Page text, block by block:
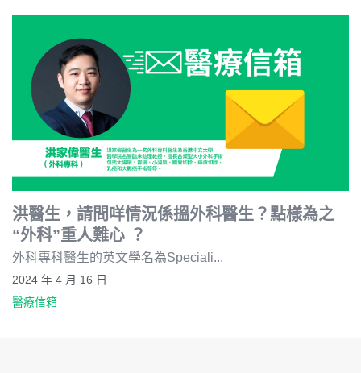
洪醫生，請問咩情況係搵外科醫生？點樣為之
“外科”重人難心 ？
外科專科醫生的英文學名為Speciali...
2024 年 4 月 16 日
醫療信箱